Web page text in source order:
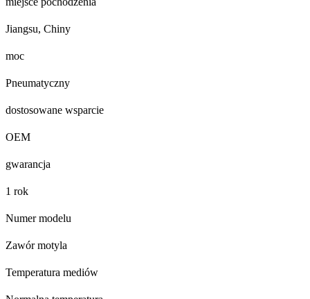
Jiangsu, Chiny
moc
Pneumatyczny
dostosowane wsparcie
OEM
gwarancja
1 rok
Numer modelu
Zawór motyla
Temperatura mediów